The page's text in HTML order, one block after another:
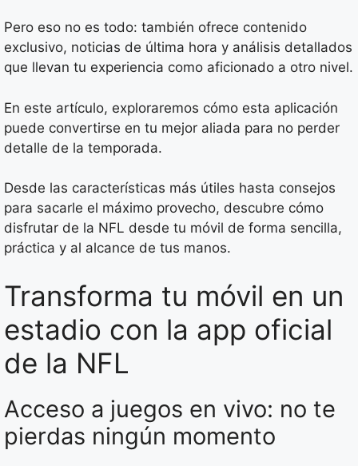
Pero eso no es todo: también ofrece contenido
exclusivo, noticias de última hora y análisis detallados
que llevan tu experiencia como aficionado a otro nivel.
En este artículo, exploraremos cómo esta aplicación
puede convertirse en tu mejor aliada para no perder
detalle de la temporada.
Desde las características más útiles hasta consejos
para sacarle el máximo provecho, descubre cómo
disfrutar de la NFL desde tu móvil de forma sencilla,
práctica y al alcance de tus manos.
Transforma tu móvil en un
estadio con la app oficial
de la NFL
Acceso a juegos en vivo: no te
pierdas ningún momento